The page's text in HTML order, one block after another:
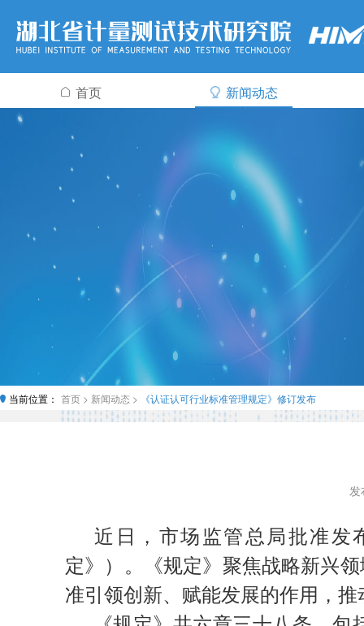
首页 新闻动态
当前位置： 首页 > 新闻动态 > 《认证认可行业标准管理规定》修订发布
发
近日，市场监管总局批准发
定》）。《规定》聚焦战略新兴
准引领创新、赋能发展的作用，